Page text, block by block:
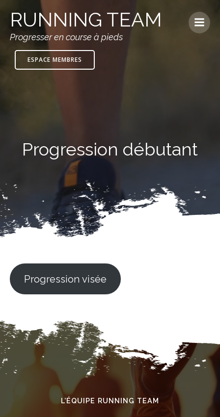
RUNNING TEAM
Progresser en course à pieds
ESPACE MEMBRES
Progression débutant
Progression visée
L’ÉQUIPE RUNNING TEAM